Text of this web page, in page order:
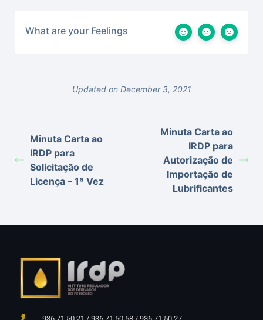
What are your Feelings
Updated on December 3, 2021
Minuta Carta ao
IRDP para
Solicitação de
Licença – 1ª Vez
Minuta Carta ao
IRDP para
Autorização de
Importação de
Lubrificantes